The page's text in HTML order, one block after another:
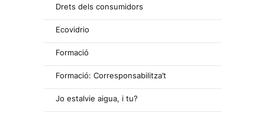
Drets dels consumidors
Ecovidrio
Formació
Formació: Corresponsabilitza’t
Jo estalvie aigua, i tu?